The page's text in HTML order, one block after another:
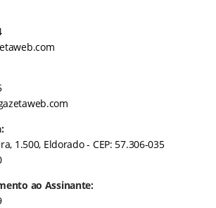
1.500, Eldorado - CEP: 57.306-035
ao Assinante: